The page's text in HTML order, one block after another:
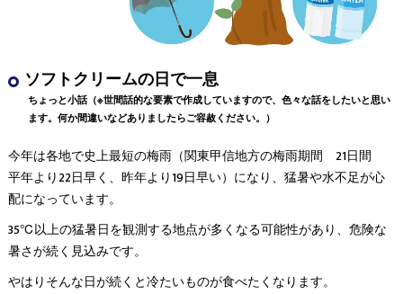
ソフトクリームの日で一息
ちょっと小話（※世間話的な要素で作成していますので、色々な話をしたいと思い
ます。何か間違いなどありましたらご容赦ください。）
今年は各地で史上最短の梅雨（関東甲信地方の梅雨期間 21日間
平年より22日早く、昨年より19日早い）になり、猛暑や水不足が心
配になっています。
35℃以上の猛暑日を観測する地点が多くなる可能性があり、危険な
暑さが続く見込みです。
やはりそんな日が続くと冷たいものが食べたくなります。